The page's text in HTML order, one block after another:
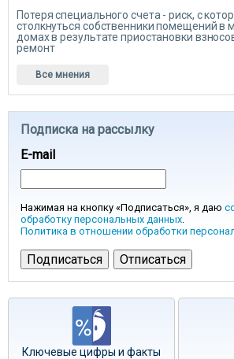
Потеря специального счета - риск, с
столкнуться собственники помещений в
домах в результате приостановки
ремонт
Все мнения
Подписка на рассылку
E-mail
Нажимая на кнопку «Подписаться», я даю
обработку персональных данных.
Политика в отношении обработки
Ключевые цифры и факты